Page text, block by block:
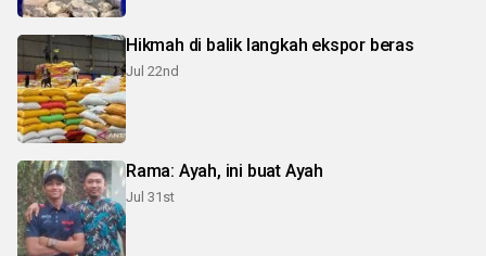
Hikmah di balik langkah ekspor beras
Jul 22nd
Rama: Ayah, ini buat Ayah
Jul 31st